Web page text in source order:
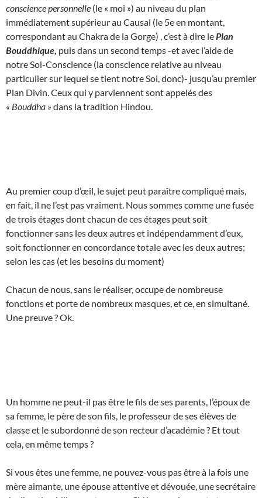
conscience personnelle (le « moi ») au niveau du plan
immédiatement supérieur au Causal (le 5e en montant,
correspondant au Chakra de la Gorge) , c’est à dire le Plan
Bouddhique, puis dans un second temps -et avec l’aide de
notre Soi-Conscience (la conscience relative au niveau
particulier sur lequel se tient notre Soi, donc)- jusqu’au premier
Plan Divin. Ceux qui y parviennent sont appelés des
« Bouddha » dans la tradition Hindou.
Au premier coup d’œil, le sujet peut paraître compliqué mais,
en fait, il ne l’est pas vraiment. Nous sommes comme une fusée
de trois étages dont chacun de ces étages peut soit
fonctionner sans les deux autres et indépendamment d’eux,
soit fonctionner en concordance totale avec les deux autres;
selon les cas (et les besoins du moment)
Chacun de nous, sans le réaliser, occupe de nombreuse
fonctions et porte de nombreux masques, et ce, en simultané.
Une preuve ? Ok.
Un homme ne peut-il pas être le fils de ses parents, l’époux de
sa femme, le père de son fils, le professeur de ses élèves de
classe et le subordonné de son recteur d’académie ? Et tout
cela, en même temps ?
Si vous êtes une femme, ne pouvez-vous pas être à la fois une
mère aimante, une épouse attentive et dévouée, une secrétaire